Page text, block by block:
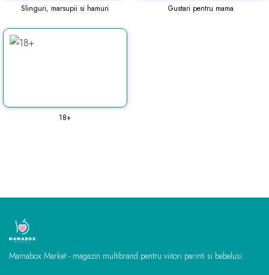
Slinguri, marsupii si hamuri Gustari pentru mama
18+
Mamabox Market - magazin multibrand pentru viitori parinti si bebelusi.